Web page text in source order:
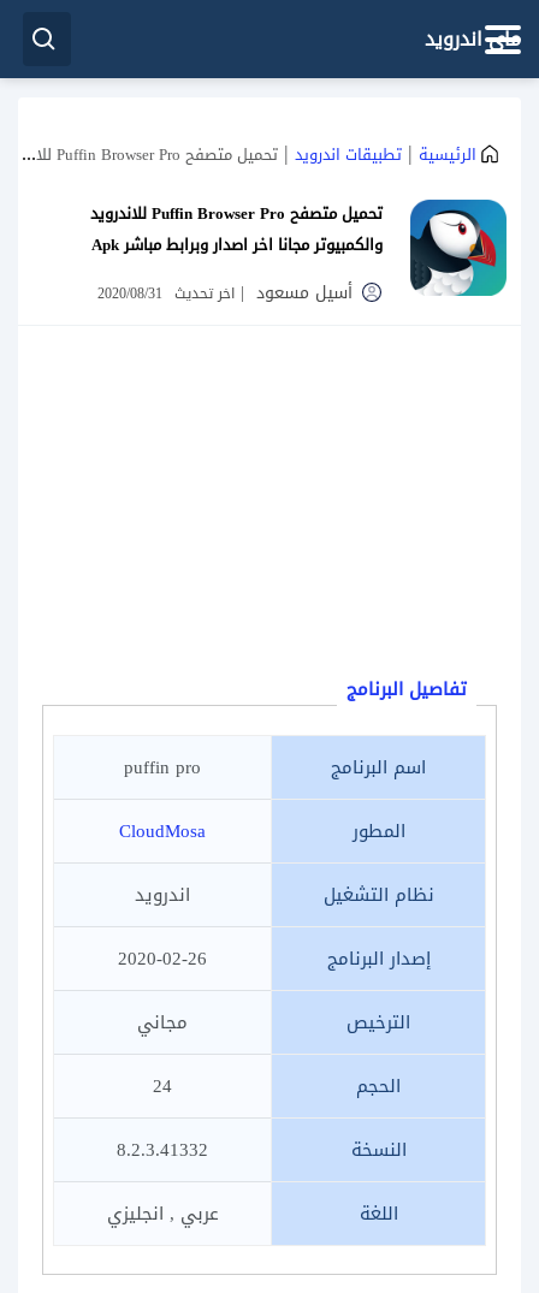
ماي اندرويد
الرئيسية | تطبيقات اندرويد | تحميل متصفح Puffin Browser Pro للاندرويد والكمبيوتر مجانا اخر اصدار وبرابط مباشر Apk
تحميل متصفح Puffin Browser Pro للاندرويد
والكمبيوتر مجانا اخر اصدار وبرابط مباشر Apk
أسيل مسعود | اخر تحديث 2020/08/31
تفاصيل البرنامج
اسم البرنامج
puffin pro
المطور
CloudMosa
نظام التشغيل
اندرويد
إصدار البرنامج
2020-02-26
الترخيص
مجاني
الحجم
24
النسخة
8.2.3.41332
اللغة
عربي , انجليزي